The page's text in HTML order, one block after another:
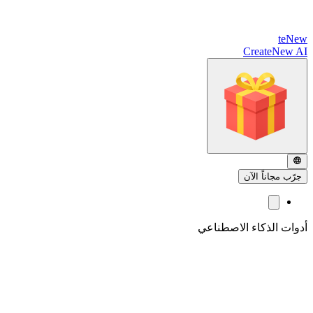
teNew
CreateNew AI
جرّب مجاناً الآن
أدوات الذكاء الاصطناعي